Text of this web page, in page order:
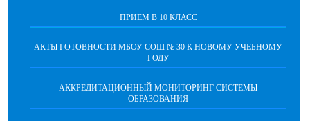
ПРИЕМ В 10 КЛАСС
АКТЫ ГОТОВНОСТИ МБОУ СОШ № 30 К НОВОМУ УЧЕБНОМУ
ГОДУ
АККРЕДИТАЦИОННЫЙ МОНИТОРИНГ СИСТЕМЫ
ОБРАЗОВАНИЯ